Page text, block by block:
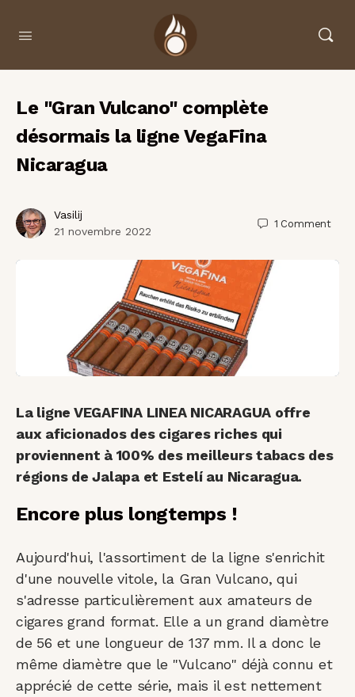
Le "Gran Vulcano" complète
désormais la ligne VegaFina
Nicaragua
Vasilij
21 novembre 2022
1 Comment
La ligne VEGAFINA LINEA NICARAGUA offre
aux aficionados des cigares riches qui
proviennent à 100% des meilleurs tabacs des
régions de Jalapa et Estelí au Nicaragua.
Encore plus longtemps !
Aujourd'hui, l'assortiment de la ligne s'enrichit
d'une nouvelle vitole, la Gran Vulcano, qui
s'adresse particulièrement aux amateurs de
cigares grand format. Elle a un grand diamètre
de 56 et une longueur de 137 mm. Il a donc le
même diamètre que le "Vulcano" déjà connu et
apprécié de cette série, mais il est nettement